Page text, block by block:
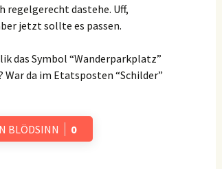
regelgerecht dastehe. Uff,
jetzt sollte es passen.
das Symbol “Wanderparkplatz”
da im Etatsposten “Schilder”
BLÖDSINN 0